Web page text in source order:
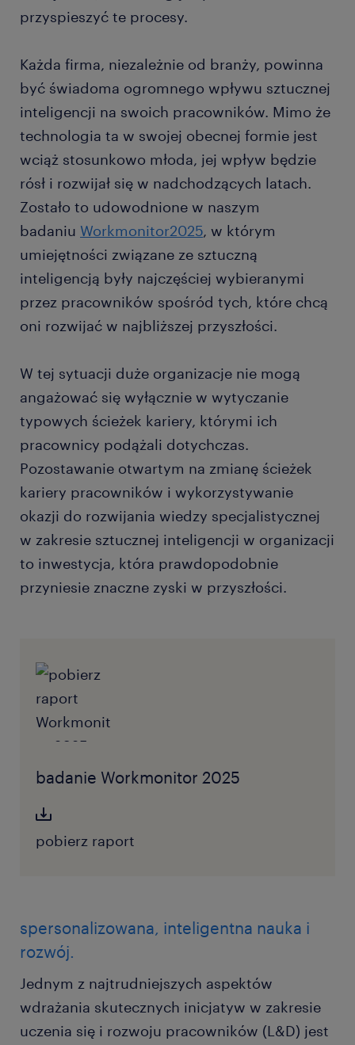
przyspieszyć te procesy.
Każda firma, niezależnie od branży, powinna
być świadoma ogromnego wpływu sztucznej
inteligencji na swoich pracowników. Mimo że
technologia ta w swojej obecnej formie jest
wciąż stosunkowo młoda, jej wpływ będzie
rósł i rozwijał się w nadchodzących latach.
Zostało to udowodnione w naszym
badaniu Workmonitor2025, w którym
umiejętności związane ze sztuczną
inteligencją były najczęściej wybieranymi
przez pracowników spośród tych, które chcą
oni rozwijać w najbliższej przyszłości.
W tej sytuacji duże organizacje nie mogą
angażować się wyłącznie w wytyczanie
typowych ścieżek kariery, którymi ich
pracownicy podążali dotychczas.
Pozostawanie otwartym na zmianę ścieżek
kariery pracowników i wykorzystywanie
okazji do rozwijania wiedzy specjalistycznej
w zakresie sztucznej inteligencji w organizacji
to inwestycja, która prawdopodobnie
przyniesie znaczne zyski w przyszłości.
badanie Workmonitor 2025
pobierz raport
spersonalizowana, inteligentna nauka i
rozwój.
Jednym z najtrudniejszych aspektów
wdrażania skutecznych inicjatyw w zakresie
uczenia się i rozwoju pracowników (L&D) jest